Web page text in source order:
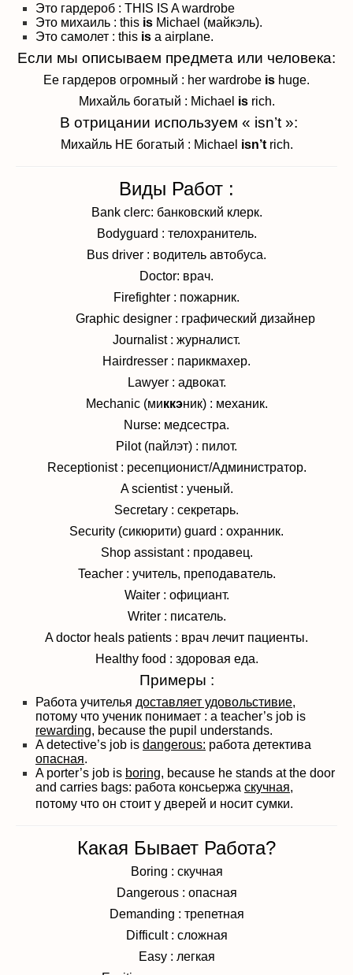
Это гардероб : THIS IS A wardrobe
Это михаиль : this is Michael (майкэль).
Это самолет : this is a airplane.
Если мы описываем предмета или человека:
Ее гардеров огромный : her wardrobe is huge.
Михайль богатый : Michael isrich.
В отрицании используем « isn’t »:
Михайль НЕ богатый : Michael isn’trich.
Виды Работ :
Bank clerc: банковский клерк.
Bodyguard : телохранитель.
Bus driver : водитель автобуса.
Doctor: врач.
Firefighter : пожарник.
Graphic designer : графический дизайнер
Journalist : журналист.
Hairdresser : парикмахер.
Lawyer : адвокат.
Mechanic (миккэник) : механик.
Nurse: медсестра.
Pilot (пайлэт) : пилот.
Receptionist : ресепционист/Администратор.
A scientist : ученый.
Secretary : секретарь.
Security (сикюрити) guard : охранник.
Shop assistant : продавец.
Teacher : учитель, преподаватель.
Waiter : официант.
Writer : писатель.
A doctor heals patients : врач лечит пациенты.
Healthy food : здоровая еда.
Примеры :
Работа учителья доставляет удовольстивие,
потому что ученик понимает : a teacher’s job is
rewarding, because the pupil understands.
A detective’s job is dangerous: работа детектива
опасная.
A porter’s job is boring, because he stands at the door
and carries bags: работа консьержа скучная,
потому что он стоит у дверей и носит сумки.
Какая Бывает Работа?
Boring : скучная
Dangerous : опасная
Demanding : трепетная
Difficult : сложная
Easy : легкая